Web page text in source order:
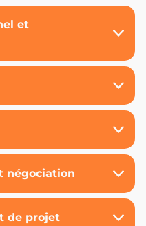
et
négociation
de projet